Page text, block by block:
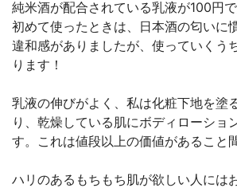
純米酒が配合されている乳液が100円
初めて使ったときは、日本酒の匂いに
違和感がありましたが、使っていくう
ります！
乳液の伸びがよく、私は化粧下地を塗
り、乾燥している肌にボディローショ
す。これは値段以上の価値があること
ハリのあるもちもち肌が欲しい人には